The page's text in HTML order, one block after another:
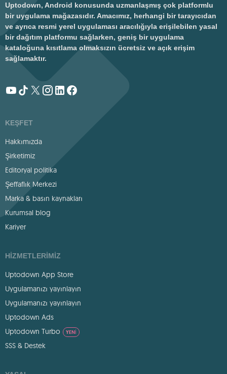
Uptodown, Android konusunda uzmanlaşmış çok platformlu
bir uygulama mağazasıdır. Amacımız, herhangi bir tarayıcıdan
ve ayrıca resmi yerel uygulaması aracılığıyla erişilebilen yasal
bir dağıtım platformu sağlarken, geniş bir uygulama
kataloğuna kısıtlama olmaksızın ücretsiz ve açık erişim
sağlamaktır.
KEŞFET
Hakkımızda
Şirketimiz
Editoryal politika
Şeffaflık Merkezi
Marka & basın kaynakları
Kurumsal blog
Kariyer
HIZMETLERIMIZ
Uptodown App Store
Uygulamanızı yayınlayın
Uygulamanızı yayınlayın
Uptodown Ads
Uptodown Turbo
YENI
SSS & Destek